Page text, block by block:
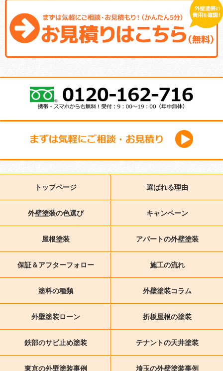
トップページ 選ばれる理由
外壁塗装の色選び キャンペーン
屋根塗装 アパートの外壁塗装
保証＆アフターフォロー 施工の流れ
塗料の種類 外壁塗装コラム
外壁塗装ローン 折板屋根の塗装
鉄部のサビ止め塗装 テナントの天井塗装
東京の外壁塗装事例 埼玉の外壁塗装事例